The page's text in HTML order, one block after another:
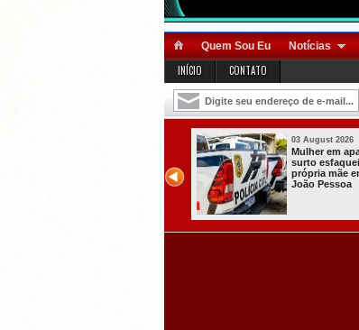
Quem Sou Eu Notícias
INÍCIO CONTATO
03 August 2026
PT oficializa
candidatura de Lula
para concorrer ao
quarto mandato de
presidente